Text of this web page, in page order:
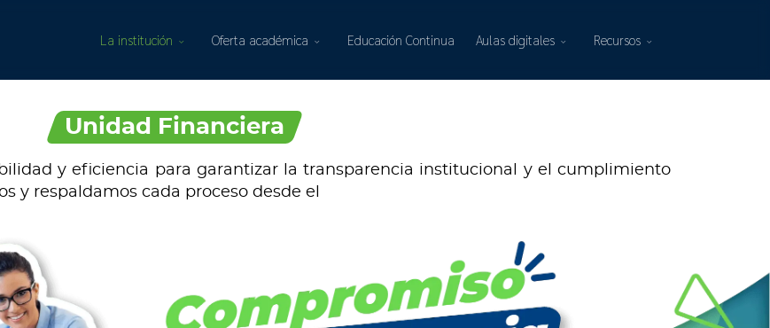
La institución Oferta académica Educación Continua Aulas digitales Recursos
Unidad Financiera
y eficiencia para garantizar la transparencia institucional y el cumplimiento
y respaldamos cada proceso desde el